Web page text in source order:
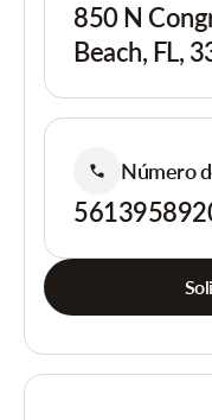
850 N
Beach, FL,
Número